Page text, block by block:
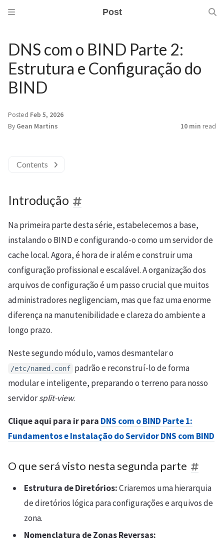
Post
DNS com o BIND Parte 2:
Estrutura e Configuração do
BIND
Posted Feb 5, 2026
By Gean Martins 10 min read
Contents
Introdução
Na primeira parte desta série, estabelecemos a base,
instalando o BIND e configurando-o como um servidor de
cache local. Agora, é hora de ir além e construir uma
configuração profissional e escalável. A organização dos
arquivos de configuração é um passo crucial que muitos
administradores negligenciam, mas que faz uma enorme
diferença na manutenibilidade e clareza do ambiente a
longo prazo.
Neste segundo módulo, vamos desmantelar o
/etc/named.conf padrão e reconstruí-lo de forma
modular e inteligente, preparando o terreno para nosso
servidorsplit-view.
Clique aqui para ir para DNS com o BIND Parte 1:
Fundamentos e Instalação do Servidor DNS com BIND
O que será visto nesta segunda parte
Estrutura de Diretórios:Criaremos uma hierarquia
de diretórios lógica para configurações e arquivos de
zona.
Nomenclatura de Zonas Reversas: